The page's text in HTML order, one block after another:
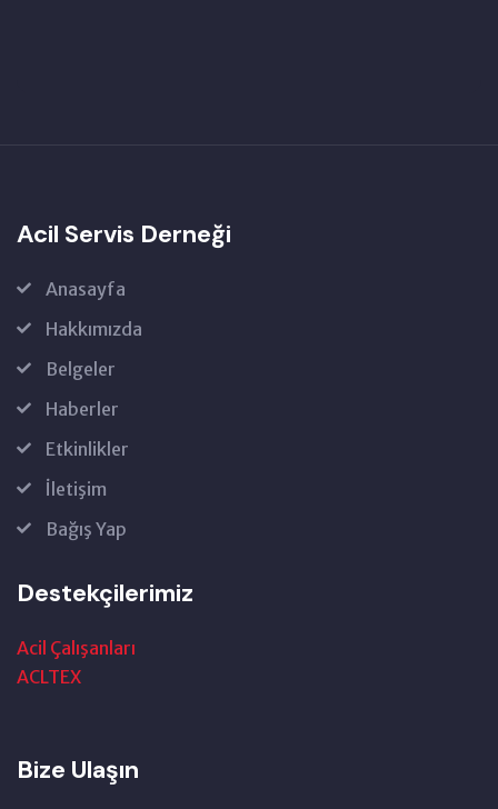
Acil Servis Derneği
Anasayfa
Hakkımızda
Belgeler
Haberler
Etkinlikler
İletişim
Bağış Yap
Destekçilerimiz
Acil Çalışanları
ACLTEX
Bize Ulaşın